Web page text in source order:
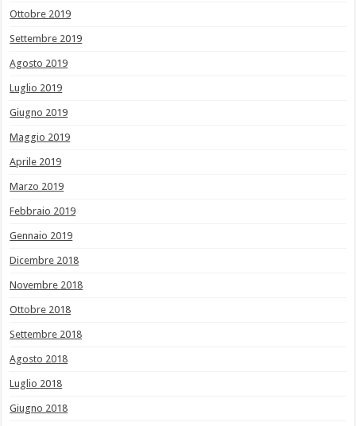
Ottobre 2019
Settembre 2019
Agosto 2019
Luglio 2019
Giugno 2019
Maggio 2019
Aprile 2019
Marzo 2019
Febbraio 2019
Gennaio 2019
Dicembre 2018
Novembre 2018
Ottobre 2018
Settembre 2018
Agosto 2018
Luglio 2018
Giugno 2018